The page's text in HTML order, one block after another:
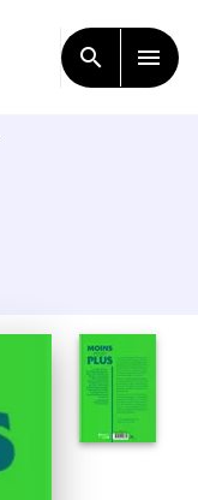
CONTENU
search menu